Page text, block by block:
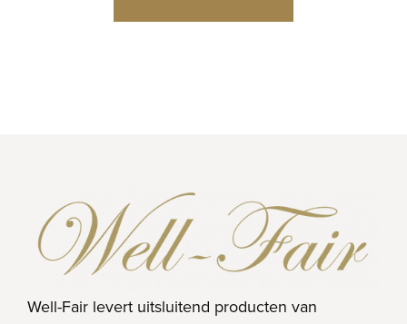
Well-Fair levert uitsluitend producten van